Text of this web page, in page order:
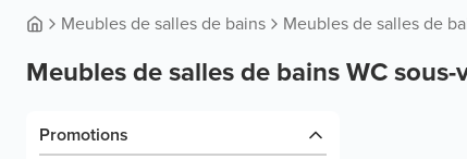
Meubles de salles de bains Meubles de salles de
Meubles de salles de bains WC sous-
Promotions